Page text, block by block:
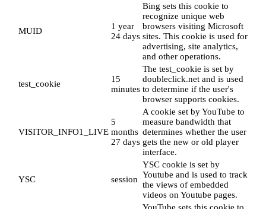
MUID
1 year
24 days
Bing sets this cookie to
recognize unique web
browsers visiting Microsoft
sites. This cookie is used for
advertising, site analytics,
and other operations.
test_cookie
15
minutes
The test_cookie is set by
doubleclick.net and is used
to determine if the user's
browser supports cookies.
VISITOR_INFO1_LIVE
5
months
27 days
A cookie set by YouTube to
measure bandwidth that
determines whether the user
gets the new or old player
interface.
YSC session
YSC cookie is set by
Youtube and is used to track
the views of embedded
videos on Youtube pages.